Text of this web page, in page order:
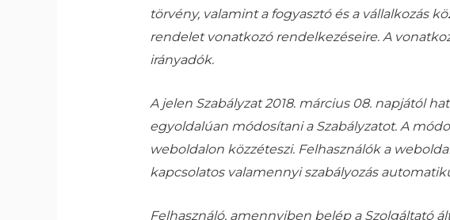
törvény, valamint a fogyasztó és a vállalkozás
rendelet vonatkozó rendelkezéseire. A
irányadók.
A jelen Szabályzat 2018. március 08. napjától
egyoldalúan módosítani a Szabályzatot. A
weboldalon közzéteszi. Felhasználók a
kapcsolatos valamennyi szabályozás
Felhasználó, amennyiben belép a Szolgáltató